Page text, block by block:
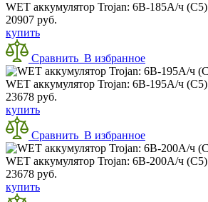
WET аккумулятор Trojan: 6В-185А/ч (С5)
20907 руб.
купить
Сравнить В избранное
WET аккумулятор Trojan: 6В-195А/ч (С5)
23678 руб.
купить
Сравнить В избранное
WET аккумулятор Trojan: 6В-200А/ч (С5)
23678 руб.
купить